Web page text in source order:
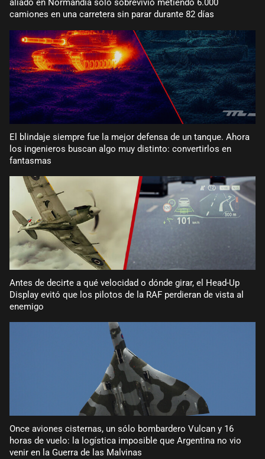
aliado en Normandía solo sobrevivió metiendo 6.000
camiones en una carretera sin parar durante 82 días
El blindaje siempre fue la mejor defensa de un tanque. Ahora
los ingenieros buscan algo muy distinto: convertirlos en
fantasmas
Antes de decirte a qué velocidad o dónde girar, el Head-Up
Display evitó que los pilotos de la RAF perdieran de vista al
enemigo
Once aviones cisternas, un sólo bombardero Vulcan y 16
horas de vuelo: la logística imposible que Argentina no vio
venir en la Guerra de las Malvinas